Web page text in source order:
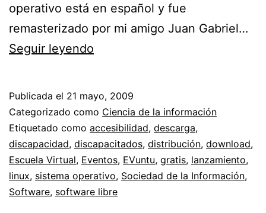
operativo está en español y fue
remasterizado por mi amigo Juan Gabriel…
Seguir leyendo
EVuntu
//
Sistema
operativo
libre
Publicada el 21 mayo, 2009
Categorizado como Ciencia de la información
Etiquetado como accesibilidad, descarga,
discapacidad, discapacitados, distribución, download,
Escuela Virtual, Eventos, EVuntu, gratis, lanzamiento,
linux, sistema operativo, Sociedad de la Información,
Software, software libre